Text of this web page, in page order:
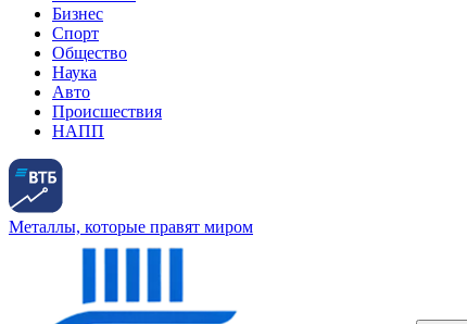
Бизнес
Спорт
Общество
Наука
Авто
Происшествия
НАПП
Металлы, которые правят миром